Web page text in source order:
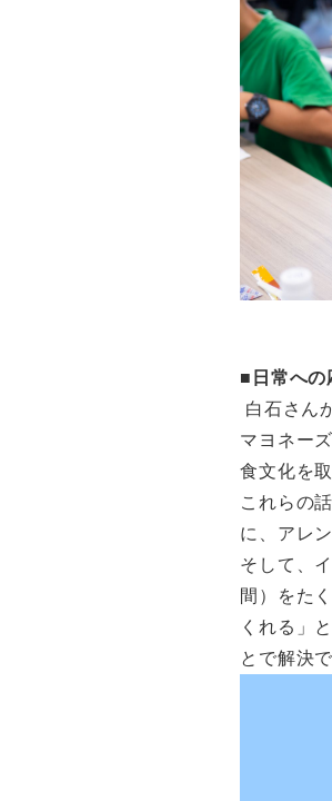
■日常への
白石さん
マヨネー
食文化を
これらの
に、アレ
そして、
間）をた
くれる」
とで解決